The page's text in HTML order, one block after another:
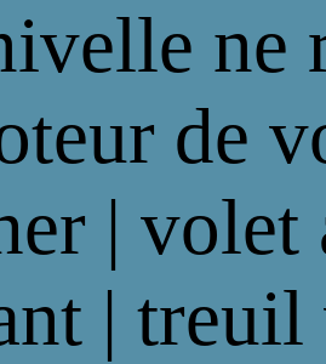
ne
de
| volet
|